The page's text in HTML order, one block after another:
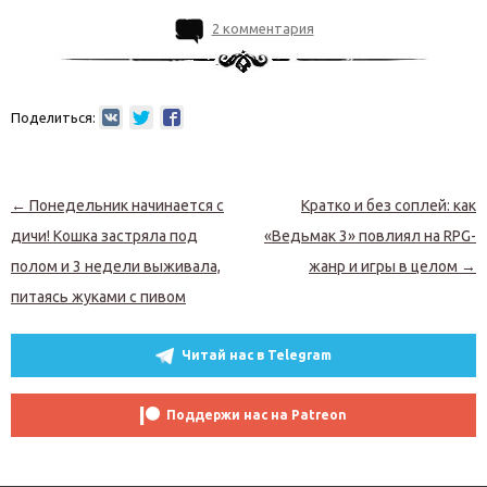
2 комментария
Поделиться:
Навигация по записям
← Понедельник начинается с
дичи! Кошка застряла под
полом и 3 недели выживала,
питаясь жуками с пивом
Кратко и без соплей: как
«Ведьмак 3» повлиял на RPG-
жанр и игры в целом →
Читай нас в Telegram
Поддержи нас на Patreon